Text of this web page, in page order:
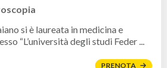
si è laureata in medicina e
“L’università degli studi Feder ...
PRENOTA